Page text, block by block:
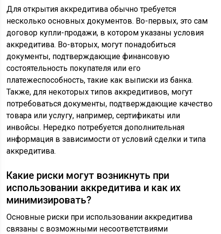
Для открытия аккредитива обычно требуется
несколько основных документов. Во-первых, это сам
договор купли-продажи, в котором указаны условия
аккредитива. Во-вторых, могут понадобиться
документы, подтверждающие финансовую
состоятельность покупателя или его
платежеспособность, такие как выписки из банка.
Также, для некоторых типов аккредитивов, могут
потребоваться документы, подтверждающие качество
товара или услугу, например, сертификаты или
инвойсы. Нередко потребуется дополнительная
информация в зависимости от условий сделки и типа
аккредитива.
Какие риски могут возникнуть при
использовании аккредитива и как их
минимизировать?
Основные риски при использовании аккредитива
связаны с возможными несоответствиями